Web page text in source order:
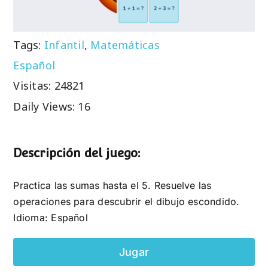
Tags: Infantil, Matemáticas
Español
Visitas: 24821
Daily Views: 16
Descripción del juego:
Practica las sumas hasta el 5. Resuelve las
operaciones para descubrir el dibujo escondido.
Idioma: Español
Jugar